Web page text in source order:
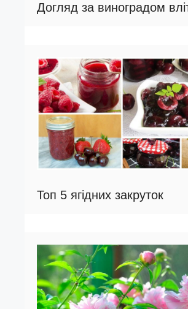
Догляд за виноградом
Топ 5 ягідних закруток